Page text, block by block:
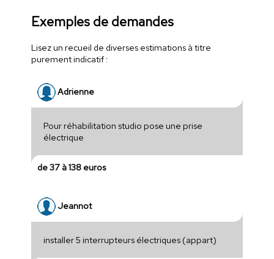
Exemples de demandes
Lisez un recueil de diverses estimations à titre
purement indicatif :
Adrienne
Pour réhabilitation studio pose une prise
électrique
de 37 à 138 euros
Jeannot
installer 5 interrupteurs électriques (appart)